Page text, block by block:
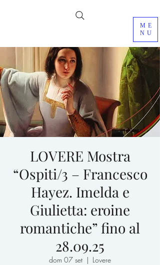
ME
NU
LOVERE Mostra
“Ospiti/3 – Francesco
Hayez. Imelda e
Giulietta: eroine
romantiche” fino al
28.09.25
dom 07 set
  |
Lovere